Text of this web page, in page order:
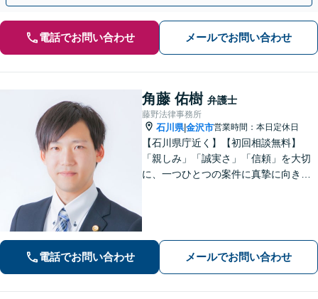
電話でお問い合わせ メールでお問い合わせ
角藤 佑樹 弁護士
藤野法律事務所
石川県|金沢市営業時間：本日定休日
【石川県庁近く】【初回相談無料】
「親しみ」「誠実さ」「信頼」を大切
に、一つひとつの案件に真摯に向き合
電話でお問い合わせ メールでお問い合わせ